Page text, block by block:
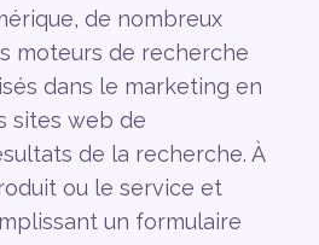
de nombreux
moteurs de recherche
dans le marketing en
sites web de
de la recherche. À
ou le service et
un formulaire